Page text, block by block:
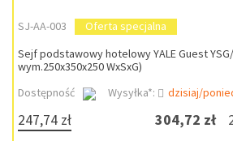
SJ-AA-003
Oferta specjalna
Sejf podstawowy hotelowy YALE Guest
wym.250x350x250 WxSxG)
Dostępność
Wysyłka*: dzisiaj/
247,74 zł 304,72 zł